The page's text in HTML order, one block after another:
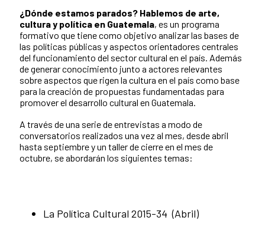
¿Dónde estamos parados? Hablemos de arte,
cultura y política en Guatemala, es un programa
formativo que tiene como objetivo analizar las bases de
las políticas públicas y aspectos orientadores centrales
del funcionamiento del sector cultural en el país. Además
de generar conocimiento junto a actores relevantes
sobre aspectos que rigen la cultura en el país como base
para la creación de propuestas fundamentadas para
promover el desarrollo cultural en Guatemala.
A través de una serie de entrevistas a modo de
conversatorios realizados una vez al mes, desde abril
hasta septiembre y un taller de cierre en el mes de
octubre, se abordarán los siguientes temas:
La Política Cultural 2015-34 (Abril)